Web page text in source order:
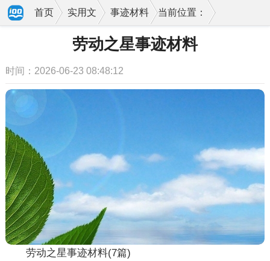
当前位置：
首页 实用文 事迹材料
劳动之星事迹材料
时间：2026-06-23 08:48:12
劳动之星事迹材料(7篇)